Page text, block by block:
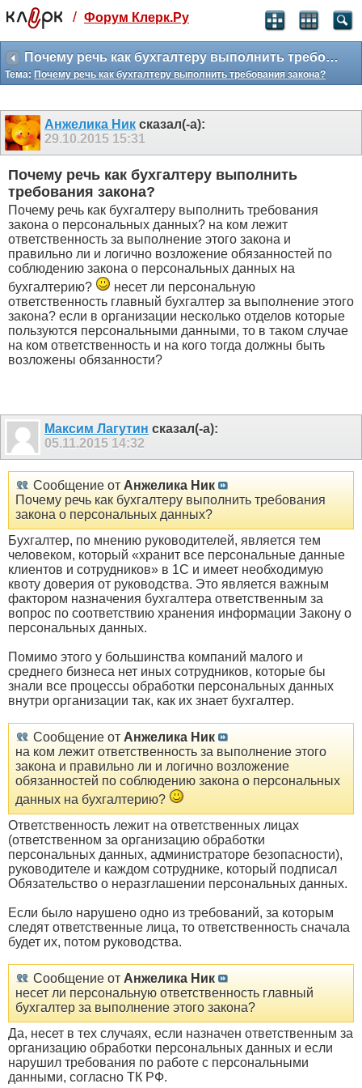
Святые угодники, Клерк без рекламы
прекрасен:)
месяц
3 месяца
259 ₽
-10%
499 ₽
-15%
Отмена Оплатить
/ Форум Клерк.Ру
Почему речь как бухгалтеру выполнить требования закона?
Тема: Почему речь как бухгалтеру выполнить требования закона?
Анжелика Ник сказал(-а):
29.10.2015 15:31
Почему речь как бухгалтеру выполнить
требования закона?
Почему речь как бухгалтеру выполнить требования
закона о персональных данных? на ком лежит
ответственность за выполнение этого закона и
правильно ли и логично возложение обязанностей по
соблюдению закона о персональных данных на
бухгалтерию?
несет ли персональную
ответственность главный бухгалтер за выполнение этого
закона? если в организации несколько отделов которые
пользуются персональными данными, то в таком случае
на ком ответственность и на кого тогда должны быть
возложены обязанности?
Максим Лагутин сказал(-а):
05.11.2015 14:32
Сообщение от Анжелика Ник
Почему речь как бухгалтеру выполнить требования
закона о персональных данных?
Бухгалтер, по мнению руководителей, является тем
человеком, который «хранит все персональные данные
клиентов и сотрудников» в 1С и имеет необходимую
квоту доверия от руководства. Это является важным
фактором назначения бухгалтера ответственным за
вопрос по соответствию хранения информации Закону о
персональных данных.
Помимо этого у большинства компаний малого и
среднего бизнеса нет иных сотрудников, которые бы
знали все процессы обработки персональных данных
внутри организации так, как их знает бухгалтер.
Сообщение от Анжелика Ник
на ком лежит ответственность за выполнение этого
закона и правильно ли и логично возложение
обязанностей по соблюдению закона о персональных
данных на бухгалтерию?
Ответственность лежит на ответственных лицах
(ответственном за организацию обработки
персональных данных, администраторе безопасности),
руководителе и каждом сотруднике, который подписал
Обязательство о неразглашении персональных данных.
Если было нарушено одно из требований, за которым
следят ответственные лица, то ответственность сначала
будет их, потом руководства.
Сообщение от Анжелика Ник
несет ли персональную ответственность главный
бухгалтер за выполнение этого закона?
Да, несет в тех случаях, если назначен ответственным за
организацию обработки персональных данных и если
нарушил требования по работе с персональными
данными, согласно ТК РФ.